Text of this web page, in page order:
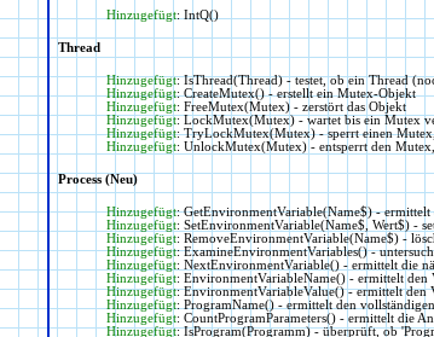
Hinzugefügt: IntQ()
Thread
Hinzugefügt: IsThread(Thread) - testet, ob ein Thread
Hinzugefügt: CreateMutex() - erstellt ein Mutex-Objekt
Hinzugefügt: FreeMutex(Mutex) - zerstört das Objekt
Hinzugefügt: LockMutex(Mutex) - wartet bis ein Mutex
Hinzugefügt: TryLockMutex(Mutex) - sperrt einen
Hinzugefügt: UnlockMutex(Mutex) - entsperrt den
Process (Neu)
Hinzugefügt: GetEnvironmentVariable(Name$) - ermittelt
Hinzugefügt: SetEnvironmentVariable(Name$, Wert$) -
Hinzugefügt: RemoveEnvironmentVariable(Name$) -
Hinzugefügt: ExamineEnvironmentVariables() -
Hinzugefügt: NextEnvironmentVariable() - ermittelt die
Hinzugefügt: EnvironmentVariableName() - ermittelt den
Hinzugefügt: EnvironmentVariableValue() - ermittelt den
Hinzugefügt: ProgramName() - ermittelt den
Hinzugefügt: CountProgramParameters() - ermittelt die
Hinzugefügt: IsProgram(Programm) - überprüft, ob